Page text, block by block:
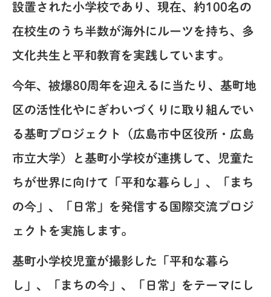
設置された小学校であり、現在、約100名の
在校生のうち半数が海外にルーツを持ち、多
文化共生と平和教育を実践しています。
今年、被爆80周年を迎えるに当たり、基町地
区の活性化やにぎわいづくりに取り組んでい
る基町プロジェクト（広島市中区役所・広島
市立大学）と基町小学校が連携して、児童た
ちが世界に向けて「平和な暮らし」、「まち
の今」、「日常」を発信する国際交流プロジ
ェクトを実施します。
基町小学校児童が撮影した「平和な暮ら
し」、「まちの今」、「日常」をテーマにし